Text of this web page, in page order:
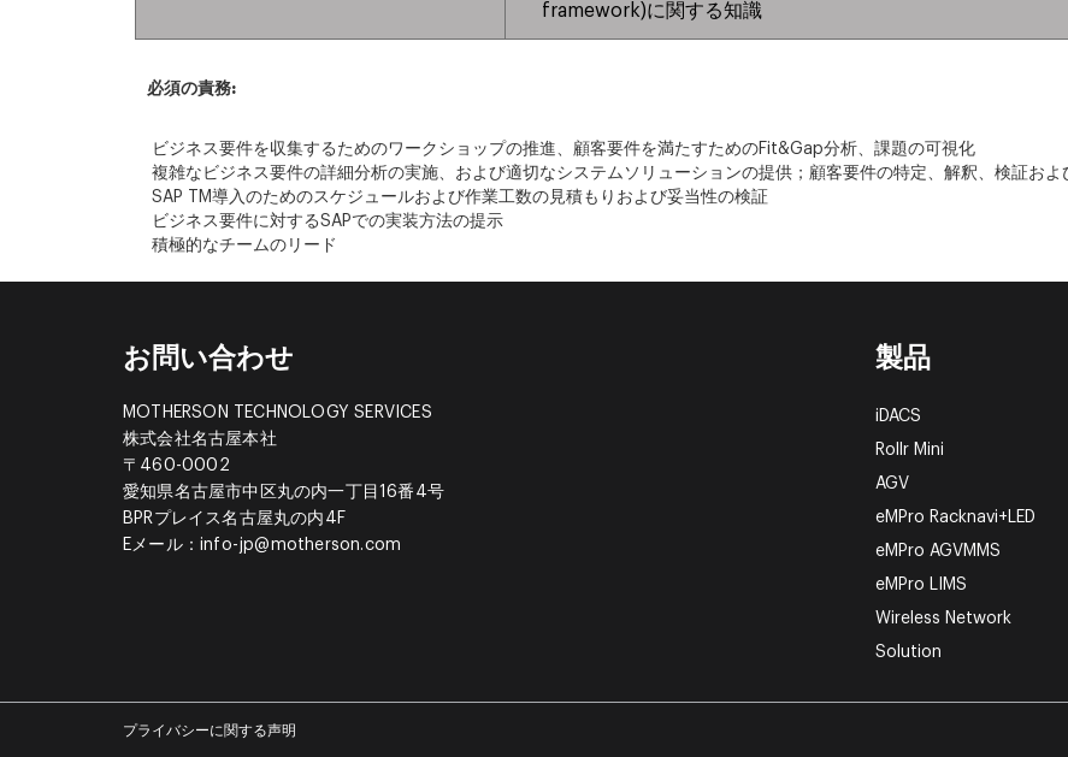
framework)に関する知識
必須の責務:
ビジネス要件を収集するためのワークショップの推進、顧客要件を満たすためのFit&Gap分析、課題の可視化
複雑なビジネス要件の詳細分析の実施、および適切なシステムソリューションの提供；顧客要件の特定、解釈、検証およ
SAP TM導入のためのスケジュールおよび作業工数の見積もりおよび妥当性の検証
ビジネス要件に対するSAPでの実装方法の提示
積極的なチームのリード
お問い合わせ
MOTHERSON TECHNOLOGY SERVICES
株式会社名古屋本社
〒460-0002
愛知県名古屋市中区丸の内一丁目16番4号
BPRプレイス名古屋丸の内4F
Eメール： info-jp@motherson.com
製品
iDACS
Rollr Mini
AGV
eMPro Racknavi+LED
eMPro AGVMMS
eMPro LIMS
Wireless Network
Solution
プライバシーに関する声明